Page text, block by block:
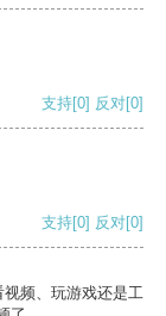
支持[0] 反对[0]
支持[0] 反对[0]
频、玩游戏还是工